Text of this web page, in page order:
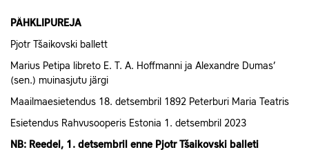
PÄHKLIPUREJA
Pjotr Tšaikovski ballett
Marius Petipa libreto E. T. A. Hoffmanni ja Alexandre Dumas’
(sen.) muinasjutu järgi
Maailmaesietendus 18. detsembril 1892 Peterburi Maria Teatris
Esietendus Rahvusooperis Estonia 1. detsembril 2023
NB: Reedel, 1. detsembril enne Pjotr Tšaikovski balleti